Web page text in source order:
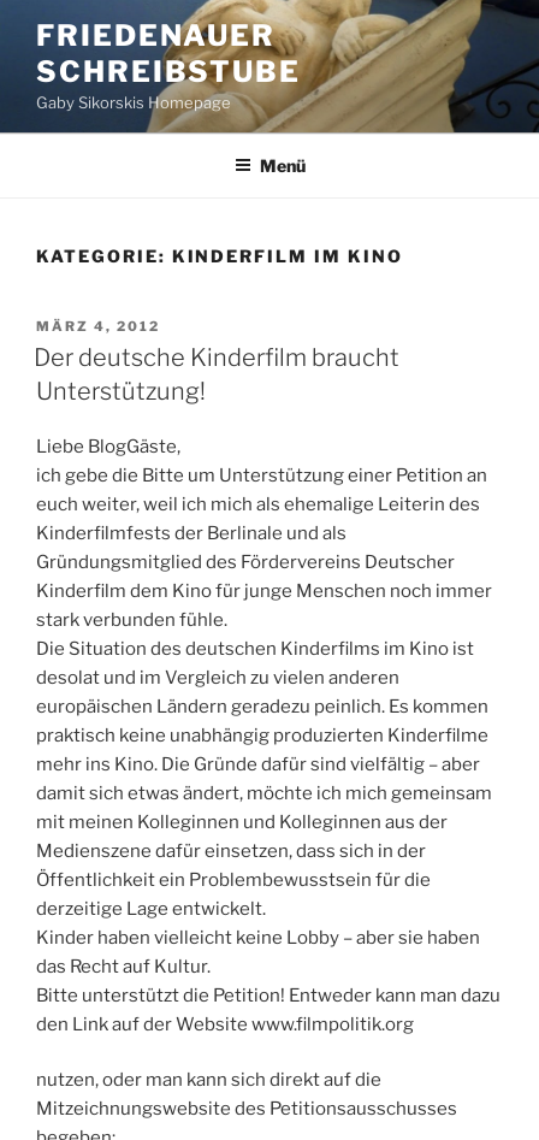
Inhalt
springen
FRIEDENAUER
SCHREIBSTUBE
Gaby Sikorskis Homepage
Menü
KATEGORIE: KINDERFILM IM KINO
VERÖFFENTLICHT
AM
MÄRZ 4, 2012
Der deutsche Kinderfilm braucht
Unterstützung!
Liebe BlogGäste,
ich gebe die Bitte um Unterstützung einer Petition an
euch weiter, weil ich mich als ehemalige Leiterin des
Kinderfilmfests der Berlinale und als
Gründungsmitglied des Fördervereins Deutscher
Kinderfilm dem Kino für junge Menschen noch immer
stark verbunden fühle.
Die Situation des deutschen Kinderfilms im Kino ist
desolat und im Vergleich zu vielen anderen
europäischen Ländern geradezu peinlich. Es kommen
praktisch keine unabhängig produzierten Kinderfilme
mehr ins Kino. Die Gründe dafür sind vielfältig – aber
damit sich etwas ändert, möchte ich mich gemeinsam
mit meinen Kolleginnen und Kolleginnen aus der
Medienszene dafür einsetzen, dass sich in der
Öffentlichkeit ein Problembewusstsein für die
derzeitige Lage entwickelt.
Kinder haben vielleicht keine Lobby – aber sie haben
das Recht auf Kultur.
Bitte unterstützt die Petition! Entweder kann man dazu
den Link auf der Website www.filmpolitik.org
nutzen, oder man kann sich direkt auf die
Mitzeichnungswebsite des Petitionsausschusses